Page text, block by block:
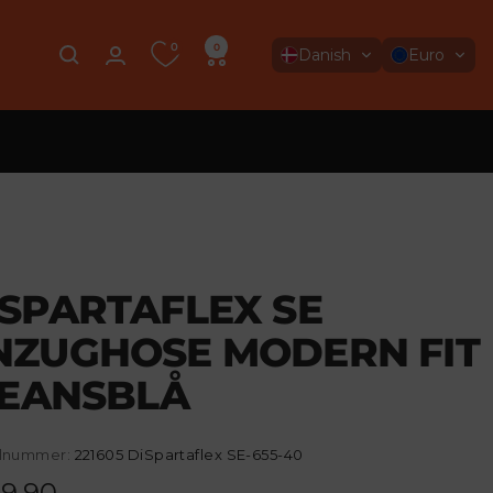
0 0 Danish Euro
SE
MODERN FIT
221605 DiSpartaflex SE-655-40